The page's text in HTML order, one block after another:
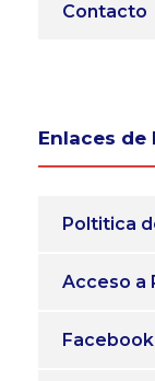
Contacto
Enlaces de
Poltitica
Acceso a
Facebook